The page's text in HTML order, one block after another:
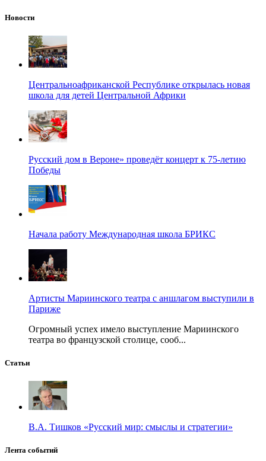
Новости
Центральноафриканской Республике открылась новая
школа для детей Центральной Африки
Русский дом в Вероне» проведёт концерт к 75-летию
Победы
Начала работу Международная школа БРИКС
Артисты Мариинского театра с аншлагом выступили в
Париже
Огромный успех имело выступление Мариинского
театра во французской столице, сооб...
Статьи
В.А. Тишков «Русский мир: смыслы и стратегии»
Лента событий